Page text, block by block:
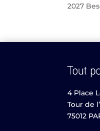
2027
4 Place
Tour de
75012